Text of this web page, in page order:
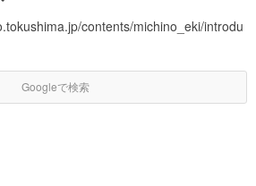
contents/michino_eki/introdu
Googleで検索